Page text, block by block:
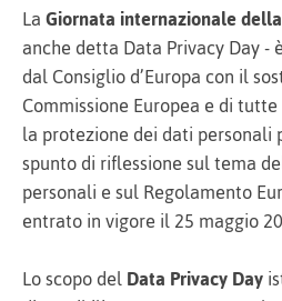
LaGiornata internazionale
anche detta Data Privacy Day -
dal Consiglio d’Europa con il
Commissione Europea e di
la protezione dei dati
spunto di riflessione sul tema
personali e sul Regolamento
entrato in vigore il 25 maggio
Lo scopo delData Privacy Day